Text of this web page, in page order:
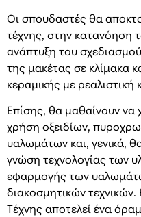
Οι σπουδαστές θα
τέχνης, στην κατανόηση
ανάπτυξη του
της μακέτας σε κλίμακα
κεραμικής με ρεαλιστική
Επίσης, θα μαθαίνουν να
χρήση οξειδίων,
υαλωμάτων και, γενικά,
γνώση τεχνολογίας των
εφαρμογής των
διακοσμητικών
Τέχνης αποτελεί ένα